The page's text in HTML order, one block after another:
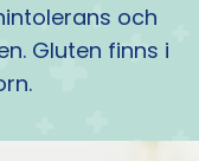
och
Gluten finns i